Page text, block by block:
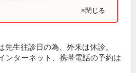
×閉じる
先生往診日の為、外来は休診。
ンターネット、携帯電話の予約は